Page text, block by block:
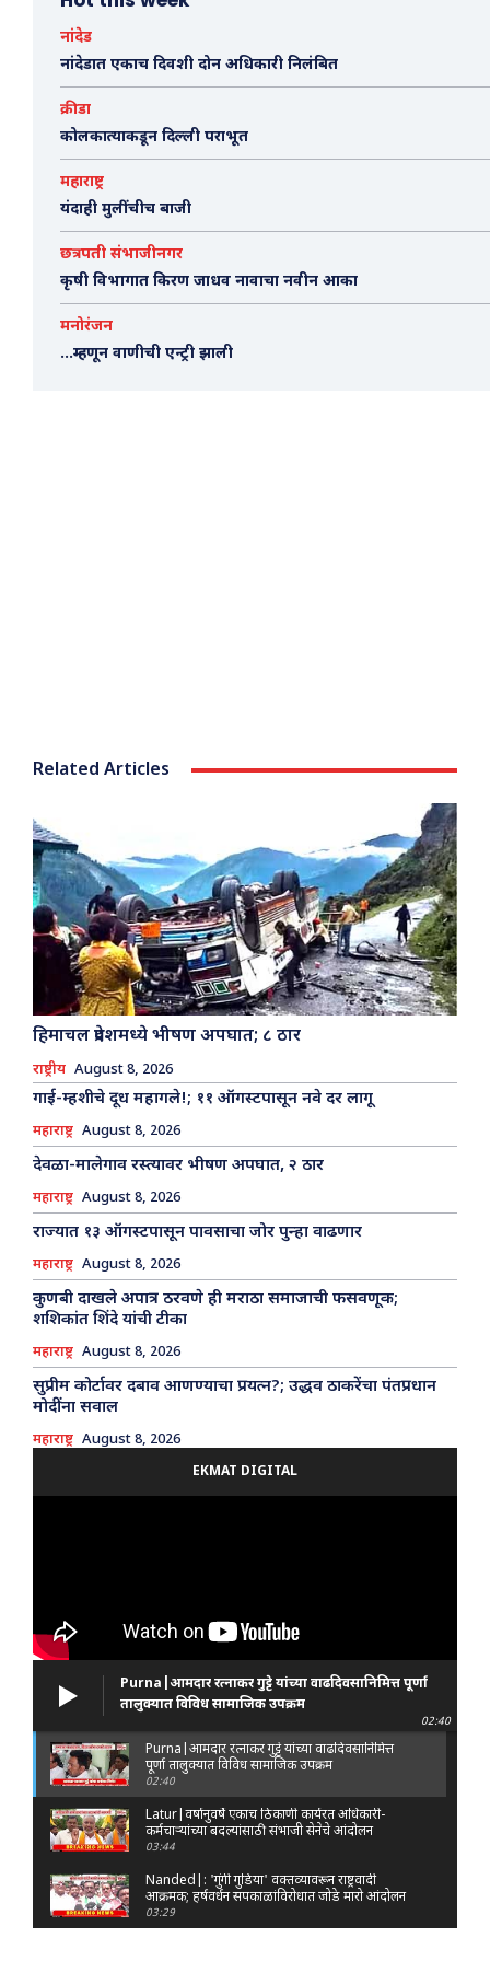
नांदेड
नांदेडात एकाच दिवशी दोन अधिकारी निलंबित
क्रीडा
कोलकात्याकडून दिल्ली पराभूत
महाराष्ट्र
यंदाही मुलींचीच बाजी
छत्रपती संभाजीनगर
कृषी विभागात किरण जाधव नावाचा नवीन आका
मनोरंजन
…म्हणून वाणीची एन्ट्री झाली
Related Articles
हिमाचल प्रदेशमध्ये भीषण अपघात; ८ ठार
राष्ट्रीय August 8, 2026
गाई-म्हशीचे दूध महागले!; ११ ऑगस्टपासून नवे दर लागू
महाराष्ट्र August 8, 2026
देवळा-मालेगाव रस्त्यावर भीषण अपघात, २ ठार
महाराष्ट्र August 8, 2026
राज्यात १३ ऑगस्टपासून पावसाचा जोर पुन्हा वाढणार
महाराष्ट्र August 8, 2026
कुणबी दाखले अपात्र ठरवणे ही मराठा समाजाची फसवणूक;
शशिकांत शिंदे यांची टीका
महाराष्ट्र August 8, 2026
सुप्रीम कोर्टावर दबाव आणण्याचा प्रयत्न?; उद्धव ठाकरेंचा पंतप्रधान
मोदींना सवाल
महाराष्ट्र August 8, 2026
EKMAT DIGITAL
Purna|आमदार रत्नाकर गुट्टे यांच्या वाढदिवसानिमित्त पूर्णा
तालुक्यात विविध सामाजिक उपक्रम
02:40
Purna|आमदार रत्नाकर गुट्टे यांच्या वाढदिवसानिमित्त
पूर्णा तालुक्यात विविध सामाजिक उपक्रम
02:40
Latur|वर्षानुवर्षे एकाच ठिकाणी कार्यरत अधिकारी-
कर्मचाऱ्यांच्या बदल्यांसाठी संभाजी सेनेचे आंदोलन
03:44
Nanded|: 'गुंगी गुडिया' वक्तव्यावरून राष्ट्रवादी
आक्रमक; हर्षवर्धन सपकाळांविरोधात जोडे मारो आंदोलन
03:29